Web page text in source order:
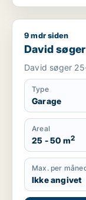
David søger
9 mdr siden
David
David søger
Type
Garage
Areal
25 - 50 m2
Max. per
Ikke angivet